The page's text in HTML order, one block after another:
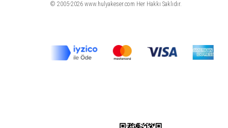
© 2005-2026 www.hulyakeser.com Her Hakkı Saklıdır.